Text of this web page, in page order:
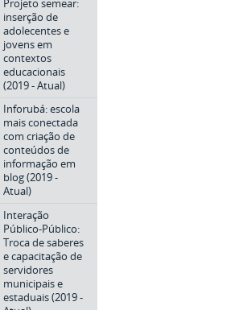
Projeto semear:
inserção de
adolecentes e
jovens em
contextos
educacionais
(2019 - Atual)
Inforubá: escola
mais conectada
com criação de
conteúdos de
informação em
blog (2019 -
Atual)
Interação
Público-Público:
Troca de saberes
e capacitação de
servidores
municipais e
estaduais (2019 -